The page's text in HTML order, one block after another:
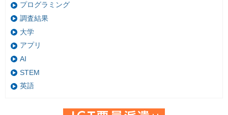
プログラミング
調査結果
大学
アプリ
AI
STEM
英語